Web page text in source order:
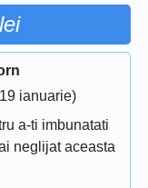
ianuarie)
a-ti imbunatati
neglijat aceasta